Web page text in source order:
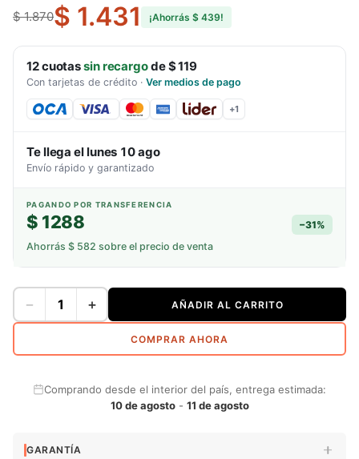
$ 1.870$ 1.431 ¡Ahorrás $ 439!
12cuotassin recargode$ 119
Con tarjetas de crédito · Ver medios de pago
+1
Te llega ellunes 10 ago
Envío rápido y garantizado
PAGANDO POR TRANSFERENCIA
$ 1288 −31%
Ahorrás $ 582 sobre el precio de venta
− + AÑADIR AL CARRITO
COMPRAR AHORA
Comprando desde el interior del país, entrega estimada:
10 de agosto- 11 de agosto
GARANTÍA